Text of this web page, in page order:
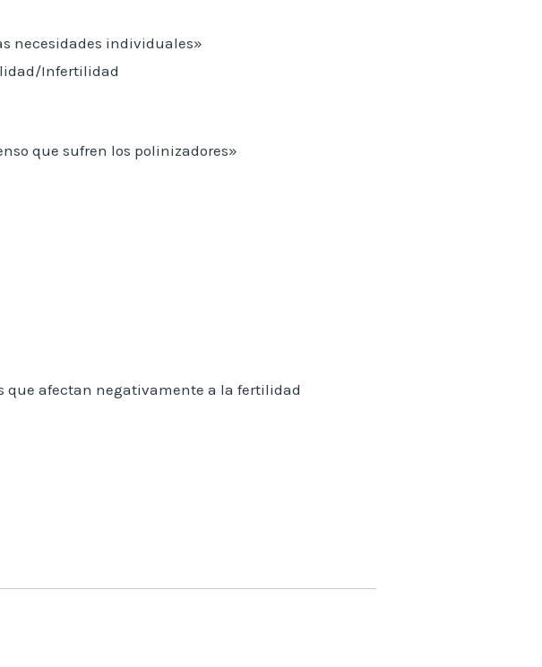
necesidades individuales»
Infertilidad
que sufren los polinizadores»
que afectan negativamente a la fertilidad